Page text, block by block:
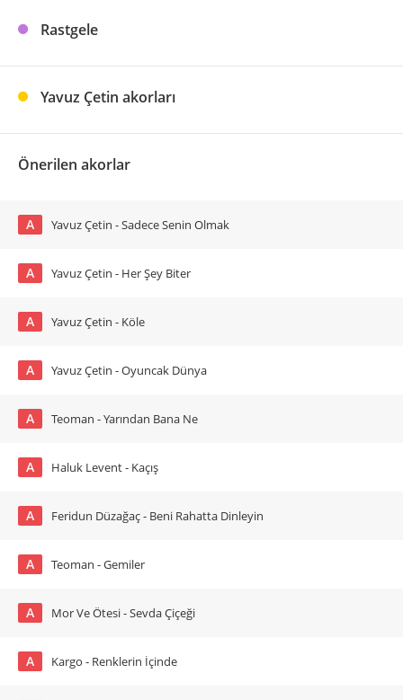
Rastgele
Yavuz Çetin akorları
Önerilen akorlar
A Yavuz Çetin - Sadece Senin Olmak
A Yavuz Çetin - Her Şey Biter
A Yavuz Çetin - Köle
A Yavuz Çetin - Oyuncak Dünya
A Teoman - Yarından Bana Ne
A Haluk Levent - Kaçış
A Feridun Düzağaç - Beni Rahatta Dinleyin
A Teoman - Gemiler
A Mor Ve Ötesi - Sevda Çiçeği
A Kargo - Renklerin İçinde